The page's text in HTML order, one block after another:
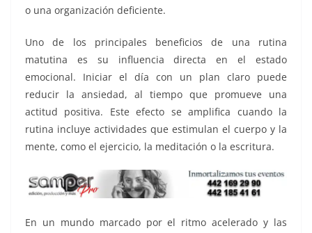
o una organización deficiente.
Uno de los principales beneficios de una rutina
matutina es su influencia directa en el estado
emocional. Iniciar el día con un plan claro puede
reducir la ansiedad, al tiempo que promueve una
actitud positiva. Este efecto se amplifica cuando la
rutina incluye actividades que estimulan el cuerpo y la
mente, como el ejercicio, la meditación o la escritura.
En un mundo marcado por el ritmo acelerado y las